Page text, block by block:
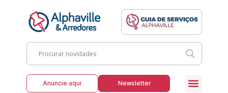
Anuncie aqui Newsletter